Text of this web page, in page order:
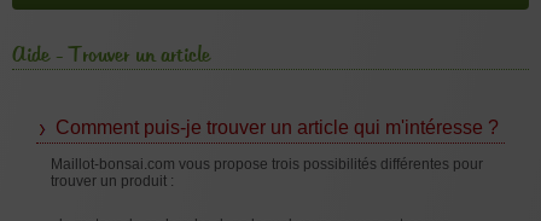
Aide - Trouver un article
Comment puis-je trouver un article qui m'intéresse ?
Maillot-bonsai.com vous propose trois possibilités différentes pour
trouver un produit :